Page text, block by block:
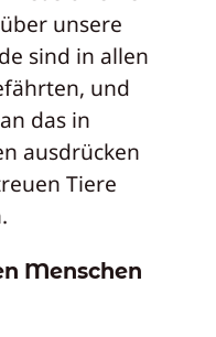
unsere
sind in allen
und
das in
ausdrücken
Tiere
Menschen